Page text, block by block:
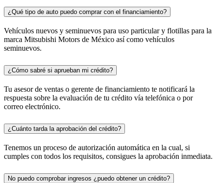
¿Qué tipo de auto puedo comprar con el financiamiento?
Vehículos nuevos y seminuevos para uso particular y flotillas para la
marca Mitsubishi Motors de México así como vehículos
seminuevos.
¿Cómo sabré si aprueban mi crédito?
Tu asesor de ventas o gerente de financiamiento te notificará la
respuesta sobre la evaluación de tu crédito vía telefónica o por
correo electrónico.
¿Cuánto tarda la aprobación del crédito?
Tenemos un proceso de autorización automática en la cual, si
cumples con todos los requisitos, consigues la aprobación inmediata.
No puedo comprobar ingresos ¿puedo obtener un crédito?